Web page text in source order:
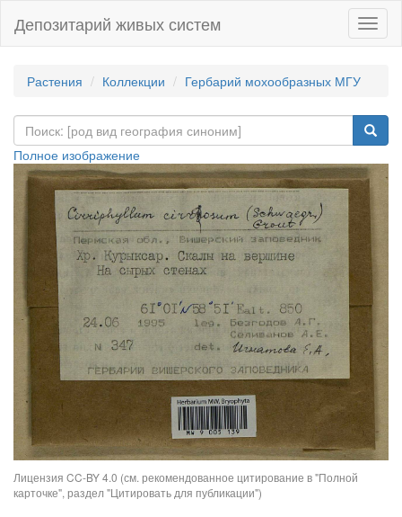
Депозитарий живых систем
Растения Коллекции Гербарий мохообразных МГУ
Полное изображение
Лицензия CC-BY 4.0 (см. рекомендованное цитирование в "Полной
карточке", раздел "Цитировать для публикации")